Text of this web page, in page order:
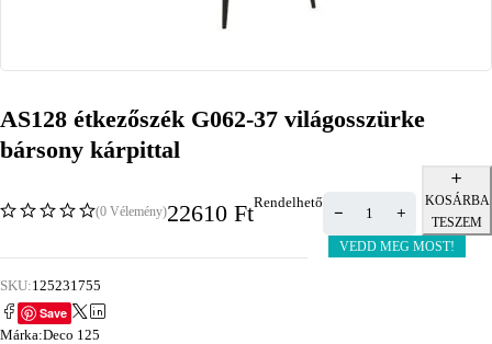
AS128 étkezőszék G062-37 világosszürke
bársony kárpittal
(0 Vélemény)22610 FtRendelhető
KOSÁRBA
TESZEM
VEDD MEG MOST!
SKU:125231755
Save
Márka:Deco 125